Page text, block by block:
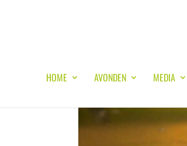
HOME AVONDEN MEDIA